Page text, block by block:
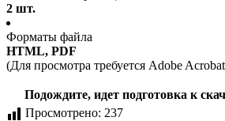
2 шт.
Форматы файла
HTML, PDF
(Для просмотра требуется Adobe
Подождите, идет подготовка к
Просмотрено: 237